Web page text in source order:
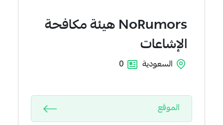
NoRumors هيئة مكافحة
الإشاعات
السعودية
الموقع